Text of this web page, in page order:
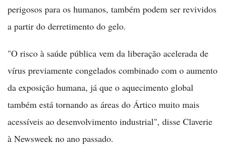
perigosos para os humanos, também podem ser revividos
a partir do derretimento do gelo.
"O risco à saúde pública vem da liberação acelerada de
vírus previamente congelados combinado com o aumento
da exposição humana, já que o aquecimento global
também está tornando as áreas do Ártico muito mais
acessíveis ao desenvolvimento industrial", disse Claverie
à Newsweek no ano passado.